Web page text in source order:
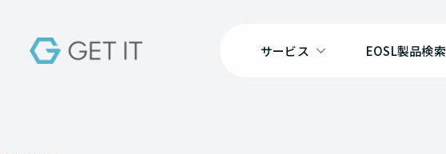
サービス EOSL製品検索